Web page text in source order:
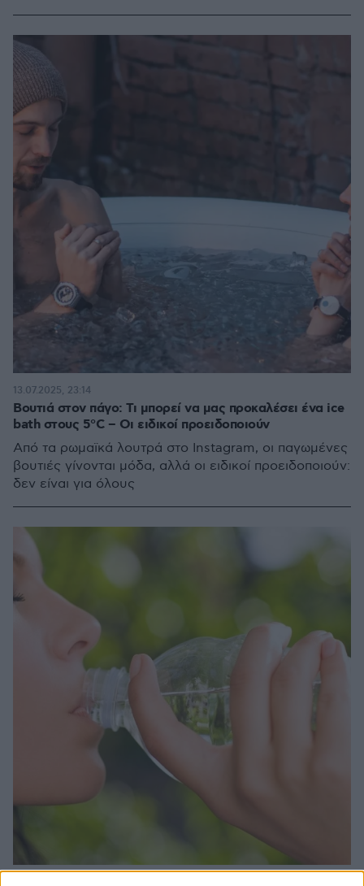
Βουτιά στον πάγο: Τι μπορεί να μας προκαλέσει ένα ice
bath στους 5°C – Οι ειδικοί προειδοποιούν
Από τα ρωμαϊκά λουτρά στο Instagram, οι παγωμένες
βουτιές γίνονται μόδα, αλλά οι ειδικοί προειδοποιούν:
δεν είναι για όλους
13.07.2025, 23:14